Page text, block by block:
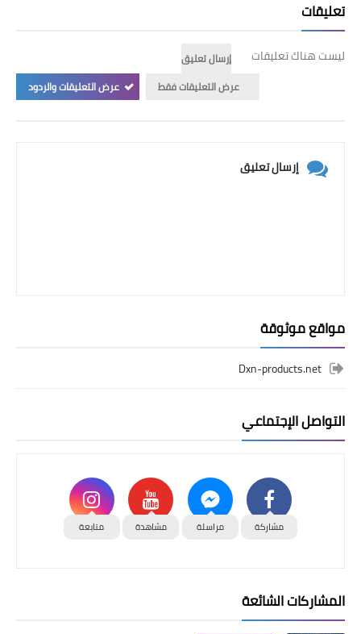
تعليقات
ليست هناك تعليقات
إرسال تعليق
عرض التعليقات فقط
عرض التعليقات والردود
إرسال تعليق
مواقع موثوقة
Dxn-products.net
التواصل الإجتماعي
مشاركة مراسلة مشاهدة متابعة
المشاركات الشائعة